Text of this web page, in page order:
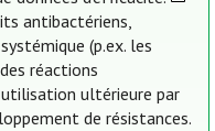
antibactériens,
(p.ex. les
réactions
ultérieure par
de résistances.